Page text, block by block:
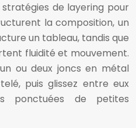
de layering pour
la composition, un
un tableau, tandis que
fluidité et mouvement.
ou deux joncs en métal
puis glissez entre eux
ponctuées de petites